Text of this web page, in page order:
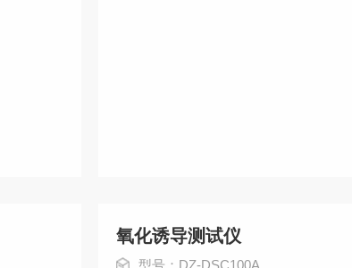
氧化诱导测试仪
型号：DZ-DSC100A